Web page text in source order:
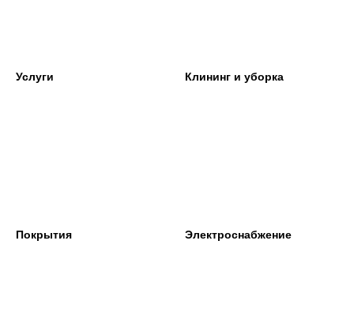
Услуги Клининг и уборка
Покрытия Электроснабжение